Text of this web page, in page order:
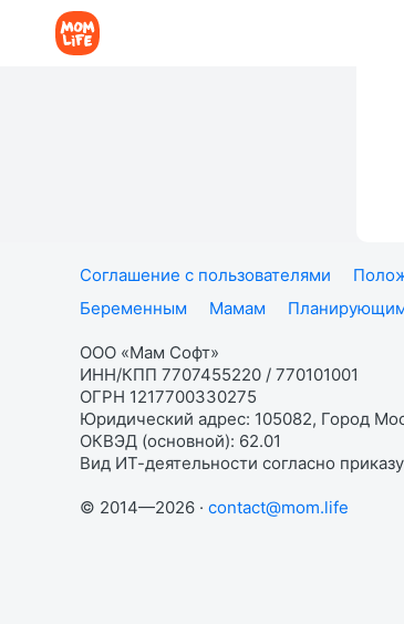
Соглашение с пользователями
Беременным
Мамам
ООО «Мам Софт»
ИНН/КПП 7707455220 / 770101001
ОГРН 1217700330275
Юридический адрес: 105082, Город
ОКВЭД (основной): 62.01
Вид ИТ-деятельности согласно
© 2014—2026 · contact@mom.life